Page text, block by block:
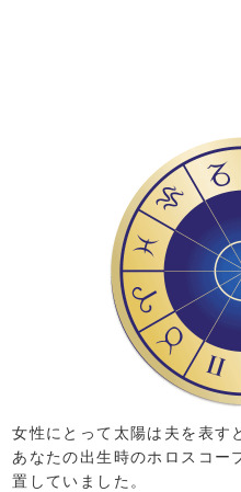
女性にとって太陽は夫を表す
あなたの出生時のホロスコー
置していました。